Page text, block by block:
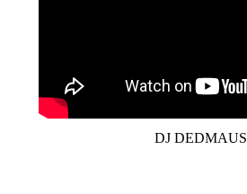
DJ DEDMAUS